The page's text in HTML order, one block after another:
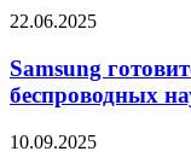
которых
зеленые
полосы
Samsung
к
выпуску
новых
наушников
22.06.2025
Samsung
беспроводных
Apple
10.09.2025